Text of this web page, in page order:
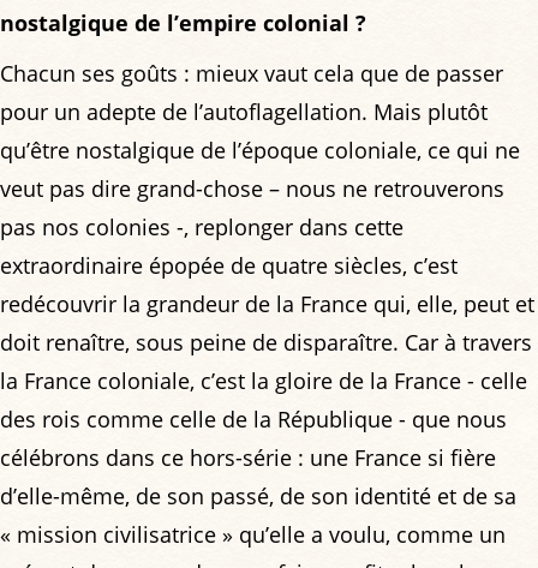
nostalgique de l’empire colonial ?
Chacun ses goûts : mieux vaut cela que de passer
pour un adepte de l’autoflagellation. Mais plutôt
qu’être nostalgique de l’époque coloniale, ce qui ne
veut pas dire grand-chose – nous ne retrouverons
pas nos colonies -, replonger dans cette
extraordinaire épopée de quatre siècles, c’est
redécouvrir la grandeur de la France qui, elle, peut et
doit renaître, sous peine de disparaître. Car à travers
la France coloniale, c’est la gloire de la France - celle
des rois comme celle de la République - que nous
célébrons dans ce hors-série : une France si fière
d’elle-même, de son passé, de son identité et de sa
« mission civilisatrice » qu’elle a voulu, comme un